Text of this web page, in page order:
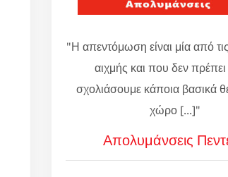
"Η απεντόμωση είναι μία από
αιχμής και που δεν
σχολιάσουμε κάποια βασικά
χώρο [...]"
Απολυμάνσεις